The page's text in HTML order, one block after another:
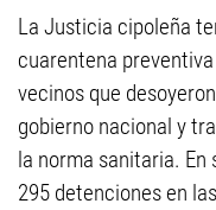
La Justicia cipoleña
cuarentena
vecinos que
gobierno nacional y
la norma sanitaria. En
295 detenciones en